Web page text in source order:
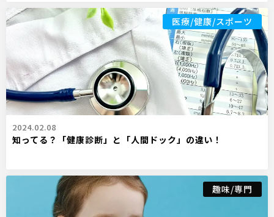
医療/健康/スポーツ
2024.02.08
知ってる？「健康診断」と「人間ドック」の違い！
趣味/専門